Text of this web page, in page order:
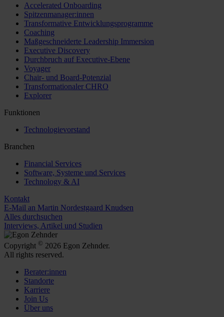
Accelerated Onboarding
Spitzenmanager:innen
Transformative Entwicklungsprogramme
Coaching
Maßgeschneiderte Leadership Immersion
Executive Discovery
Durchbruch auf Executive-Ebene
Voyager
Chair- und Board-Potenzial
Transformationaler CHRO
Explorer
Funktionen
Technologievorstand
Branchen
Financial Services
Software, Systeme und Services
Technology & AI
Kontakt
E-Mail an Martin Nordestgaard Knudsen
Alles durchsuchen
Interviews, Artikel und Studien
Copyright © 2026 Egon Zehnder.
All rights reserved.
Berater:innen
Standorte
Karriere
Join Us
Über uns